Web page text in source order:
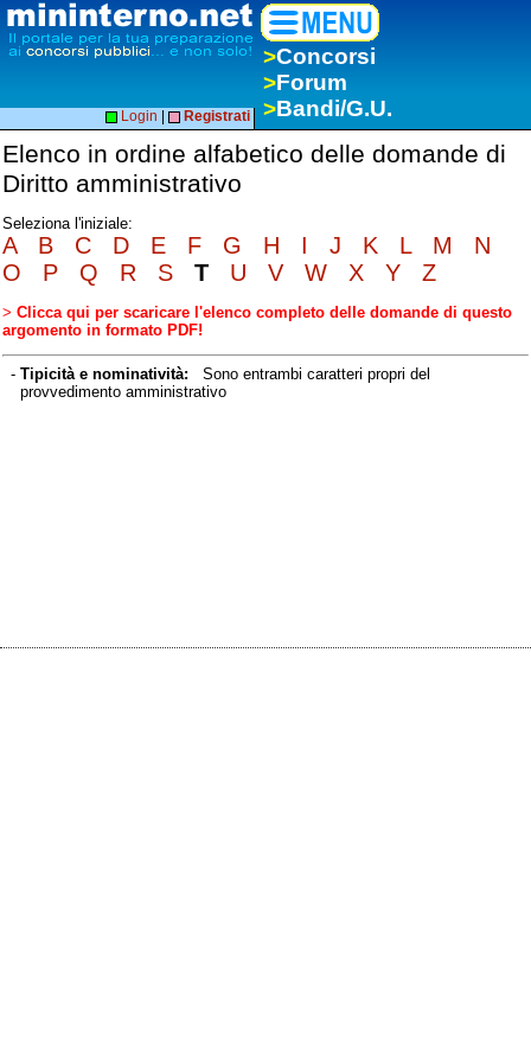
>Concorsi
>Forum
>Bandi/G.U.
Login Registrati
Elenco in ordine alfabetico delle domande di
Diritto amministrativo
Seleziona l'iniziale:
A B C D E F G H I J K L M
N
O
P Q R S T U V W X Y Z
> Clicca qui per scaricare l'elenco completo delle domande di questo
argomento in formato PDF!
- Tipicità e nominatività: Sono entrambi caratteri propri del
provvedimento amministrativo